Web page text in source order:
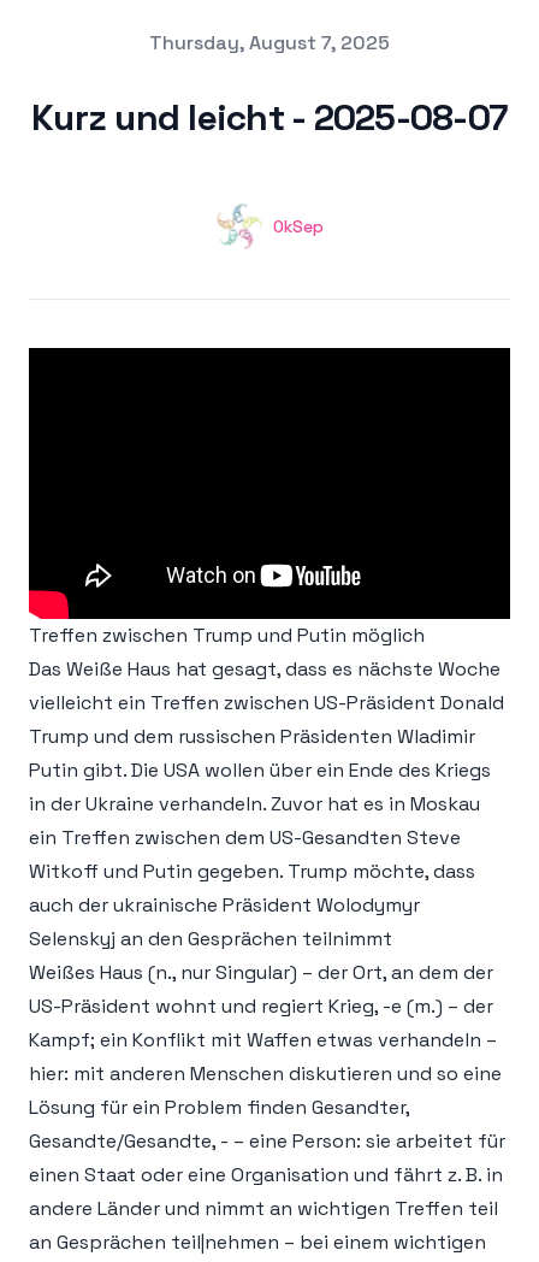
Thursday, August 7, 2025
Kurz und leicht - 2025-08-07
OkSep
Treffen zwischen Trump und Putin möglich
Das Weiße Haus hat gesagt, dass es nächste Woche
vielleicht ein Treffen zwischen US-Präsident Donald
Trump und dem russischen Präsidenten Wladimir
Putin gibt. Die USA wollen über ein Ende des Kriegs
in der Ukraine verhandeln. Zuvor hat es in Moskau
ein Treffen zwischen dem US-Gesandten Steve
Witkoff und Putin gegeben. Trump möchte, dass
auch der ukrainische Präsident Wolodymyr
Selenskyj an den Gesprächen teilnimmt
Weißes Haus (n., nur Singular) – der Ort, an dem der
US-Präsident wohnt und regiert Krieg, -e (m.) – der
Kampf; ein Konflikt mit Waffen etwas verhandeln –
hier: mit anderen Menschen diskutieren und so eine
Lösung für ein Problem finden Gesandter,
Gesandte/Gesandte, - – eine Person: sie arbeitet für
einen Staat oder eine Organisation und fährt z. B. in
andere Länder und nimmt an wichtigen Treffen teil
an Gesprächen teil|nehmen – bei einem wichtigen